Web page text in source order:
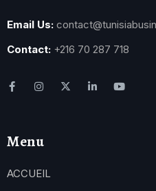
Email Us:
Contact: +216 70 287 718
Menu
ACCUEIL